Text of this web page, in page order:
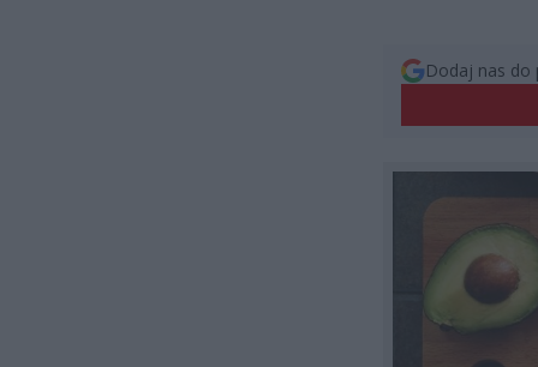
Dodaj nas do